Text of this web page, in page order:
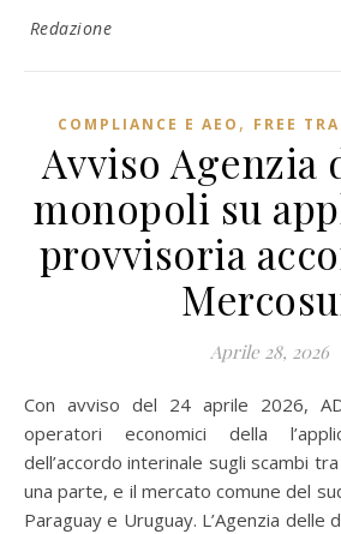
Redazione
COMPLIANCE E AEO , FREE
Avviso Agenzia
monopoli su
provvisoria
Aprile 28, 2026
Con avviso del 24 aprile 2026, ADM ha informato gli
operatori economici della
dell’accordo interinale sugli scambi
una parte, e il mercato comune del
Paraguay e Uruguay. L’Agenzia delle